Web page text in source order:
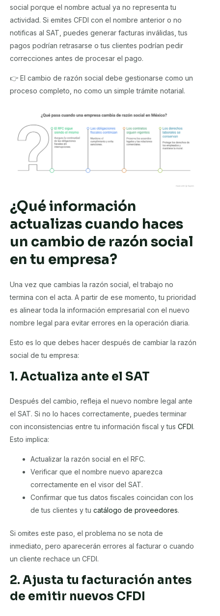
social porque el nombre actual ya no representa tu
actividad. Si emites CFDI con el nombre anterior o no
notificas al SAT, puedes generar facturas inválidas, tus
pagos podrían retrasarse o tus clientes podrían pedir
correcciones antes de procesar el pago.
👉 El cambio de razón social debe gestionarse como un
proceso completo, no como un simple trámite notarial.
¿Qué información
actualizas cuando haces
un cambio de razón social
en tu empresa?
Una vez que cambias la razón social, el trabajo no
termina con el acta. A partir de ese momento, tu prioridad
es alinear toda la información empresarial con el nuevo
nombre legal para evitar errores en la operación diaria.
Esto es lo que debes hacer después de cambiar la razón
social de tu empresa:
1. Actualiza ante el SAT
Después del cambio, refleja el nuevo nombre legal ante
el SAT. Si no lo haces correctamente, puedes terminar
con inconsistencias entre tu información fiscal y tus CFDI.
Esto implica:
Actualizar la razón social en el RFC.
Verificar que el nombre nuevo aparezca
correctamente en el visor del SAT.
Confirmar que tus datos fiscales coincidan con los
de tus clientes y tu catálogo de proveedores.
Si omites este paso, el problema no se nota de
inmediato, pero aparecerán errores al facturar o cuando
un cliente rechace un CFDI.
2. Ajusta tu facturación antes
de emitir nuevos CFDI